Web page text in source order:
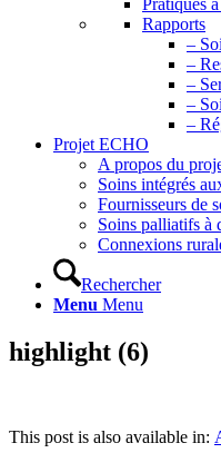
Pratiques
Rapports
–
–
–
–
–
Projet ECHO
A propos du
Soins intégrés
Fournisseurs de
Soins palliatifs à
Connexions
Rechercher
Menu Menu
highlight (6)
This post is also available in: